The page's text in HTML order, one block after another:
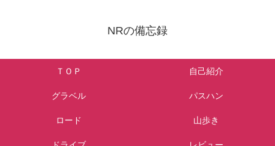
NRの備忘録
ＴＯＰ 自己紹介
グラベル パスハン
ロード 山歩き